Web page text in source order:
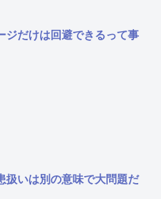
ジだけは回避できるって事
扱いは別の意味で大問題だ